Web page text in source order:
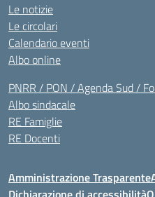
Le notizie
Le circolari
Calendario eventi
Albo online
PNRR / PON / Agenda Sud /
Albo sindacale
RE Famiglie
RE Docenti
Amministrazione Trasparente